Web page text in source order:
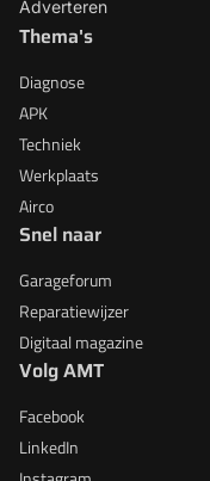
Adverteren
Thema's
Diagnose
APK
Techniek
Werkplaats
Airco
Snel naar
Garageforum
Reparatiewijzer
Digitaal magazine
Volg AMT
Facebook
LinkedIn